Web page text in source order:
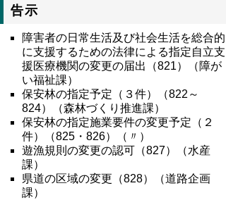
告示
障害者の日常生活及び社会生活を総合的
に支援するための法律による指定自立支
援医療機関の変更の届出（821）（障が
い福祉課）
保安林の指定予定（３件）（822～
824）（森林づくり推進課）
保安林の指定施業要件の変更予定（２
件）（825・826）（〃）
遊漁規則の変更の認可（827）（水産
課）
県道の区域の変更（828）（道路企画
課）